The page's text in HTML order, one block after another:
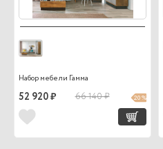
Набор мебели Гамма
52 920 ₽ 66 140 ₽ 20 %